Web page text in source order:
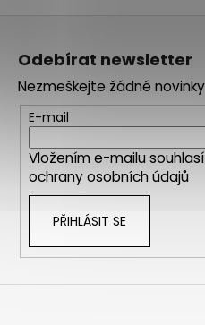
Odebírat newsletter
Nezmeškejte žádné
E-mail
Vložením e-mailu
ochrany osobních údajů
PŘIHLÁSIT SE